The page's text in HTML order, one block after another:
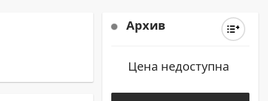
ДЛЯ ШИРОКОФОРМАТНЫХ СИСТЕМ
Архив
Цена недоступна